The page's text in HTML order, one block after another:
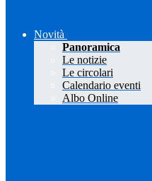
Novità
Panoramica
Le notizie
Le circolari
Calendario eventi
Albo Online